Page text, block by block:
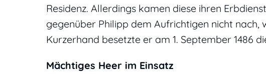
Residenz. Allerdings kamen diese ihren
gegenüber Philipp dem Aufrichtigen nicht
Kurzerhand besetzte er am 1. September 1486
Mächtiges Heer im Einsatz